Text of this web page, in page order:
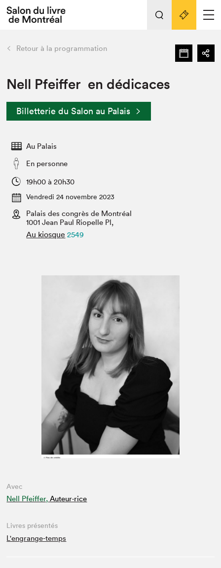
Espace exposant⋅e⋅s
Espace enseignant·e·s
Espace médias
L'événement
Préparer sa visite au Salon
Actualités
SLM PRO
retour Nos activités
Préparer sa visite
Salon dans la ville et en ligne
Projets partenaires
Liens pratiques
Retour à la programmation
Nell Pfeiffer en dédicaces
Billetterie du Salon au Palais
Au Palais
En personne
19h00 à 20h30
Vendredi 24 novembre 2023
Palais des congrès de Montréal
1001 Jean Paul Riopelle Pl,
Au kiosque 2549
Avec
Nell Pfeiffer, Auteur·rice
Livres présentés
L'engrange-temps